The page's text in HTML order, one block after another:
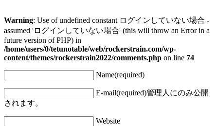
Warning: Use of undefined constant ログインしていない場合 -
assumed 'ログインしていない場合' (this will throw an Error in a
future version of PHP) in
/home/users/0/tetunotable/web/rockerstrain.com/wp-
content/themes/rockerstrain2022/comments.php on line 74
Name(required)
E-mail(required)管理人にのみ公開
されます。
Website